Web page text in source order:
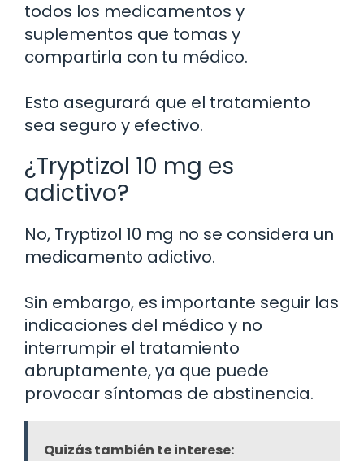
todos los medicamentos y
suplementos que tomas y
compartirla con tu médico.
Esto asegurará que el tratamiento
sea seguro y efectivo.
¿Tryptizol 10 mg es
adictivo?
No, Tryptizol 10 mg no se considera un
medicamento adictivo.
Sin embargo, es importante seguir las
indicaciones del médico y no
interrumpir el tratamiento
abruptamente, ya que puede
provocar síntomas de abstinencia.
Quizás también te interese: